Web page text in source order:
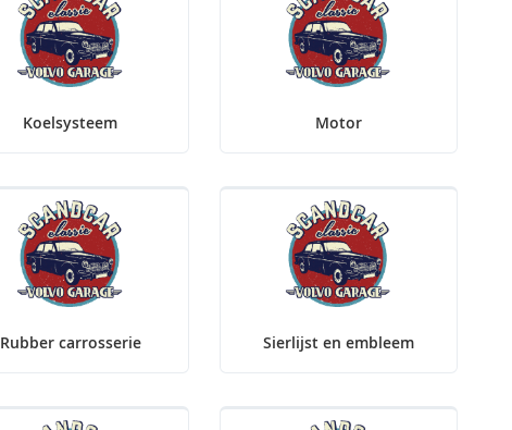
Koelsysteem Motor
Rubber carrosserie Sierlijst en embleem